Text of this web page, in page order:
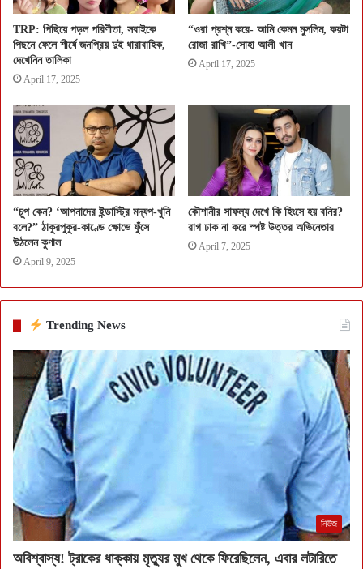
TRP: পিছিয়ে পড়ল পরিণীতা, সবাইকে
পিছনে ফেলে শীর্ষে জনপ্রিয় দুই ধারাবাহিক,
দেখেনিন তালিকা
April 17, 2025
“ওরা প্রশ্ন করে- আমি কেমন মুসলিম, কয়টা
রোজা রাখি”-সোহা আলী খান
April 17, 2025
“চুপ কেন? ‘আপনাদের ইন্ডাস্ট্রি মদ্যপ-খুনি
বলে?” ঠাকুরপুকুর-কাণ্ডে ক্ষোভে ফুঁসে
উঠলেন কুণাল
April 9, 2025
কৌশানীর সাফল্য দেখে কি হিংসে হয় বনির?
রাগ ঢাক না করে স্পষ্ট উত্তর অভিনেতার
April 7, 2025
Trending News
নিউজ
অবিশ্বাস্য! ট্রাকের ধাক্কায় মৃত্যুর মুখ থেকে ফিরেছিলেন, এবার লটারিতে